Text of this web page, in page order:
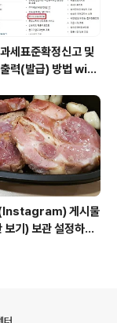
세표준확정신고 및
력(발급) 방법 with
(Instagram) 게시물
보기) 보관 설정하는